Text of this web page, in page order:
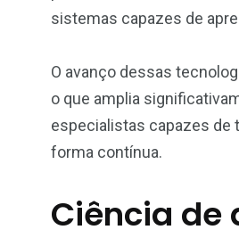
sistemas capazes de
O avanço dessas
o que amplia
especialistas capazes de
forma contínua.
Ciência de